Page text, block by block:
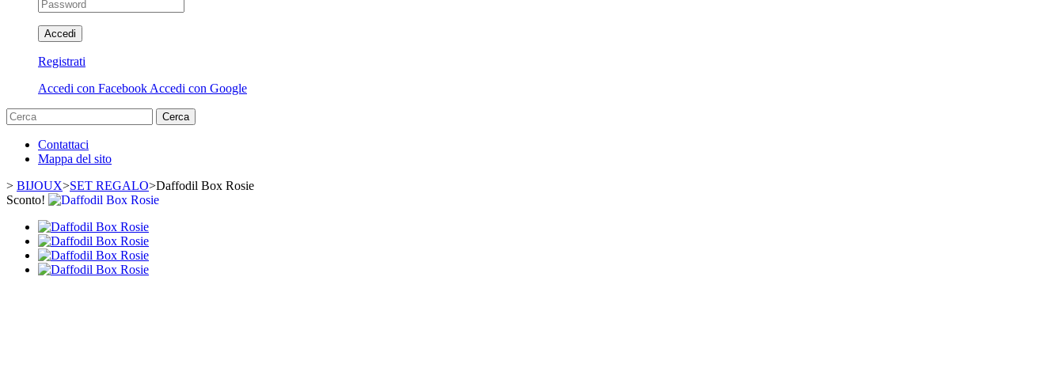
Accedi
Registrati
Accedi con Facebook Accedi con Google
Cerca
Contattaci
Mappa del sito
> BIJOUX>SET REGALO>Daffodil Box Rosie
Sconto!